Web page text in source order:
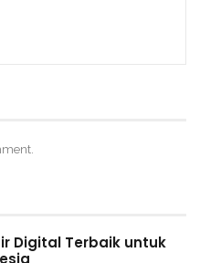
Digital Terbaik untuk